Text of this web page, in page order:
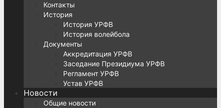
Контакты
История
История УРФВ
История волейбола
Документы
Аккредитация УРФВ
Заседание Президиума УРФВ
Регламент УРФВ
Устав УРФВ
Новости
Общие новости